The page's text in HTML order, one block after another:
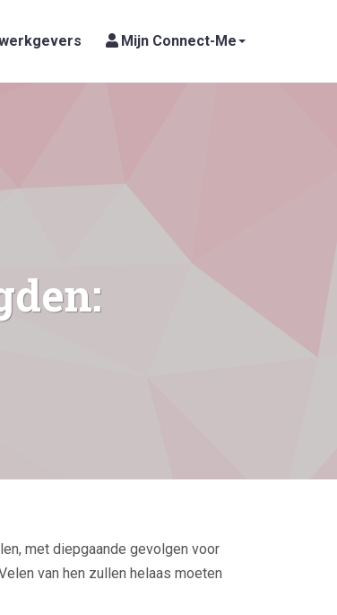
Mijn Connect-Me
met diepgaande gevolgen voor
van hen zullen helaas moeten